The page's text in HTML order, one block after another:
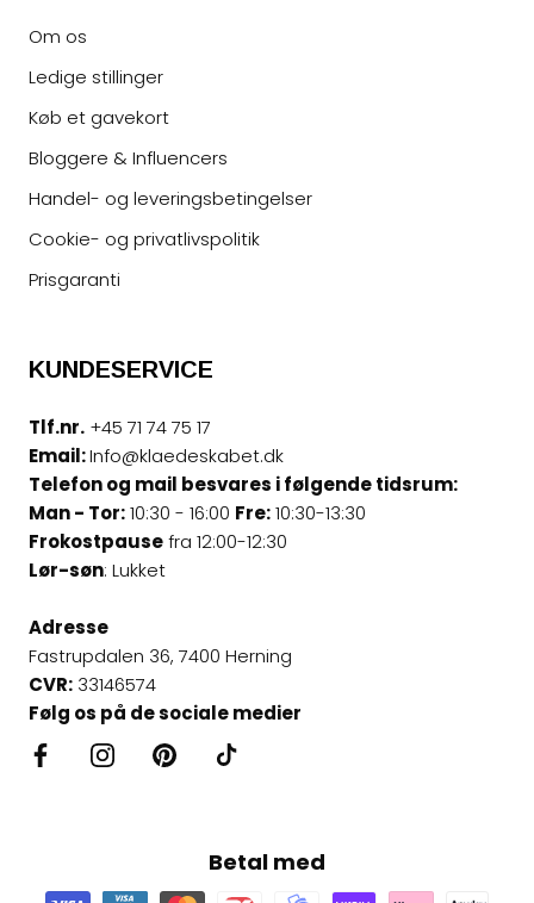
Om os
Ledige stillinger
Køb et gavekort
Bloggere & Influencers
Handel- og leveringsbetingelser
Cookie- og privatlivspolitik
Prisgaranti
KUNDESERVICE
Tlf.nr. +45 71 74 75 17
Email:Info@klaedeskabet.dk
Telefon og mail besvares i følgende tidsrum:
Man - Tor:10:30 - 16:00 Fre:10:30-13:30
Frokostpausefra 12:00-12:30
Lør-søn: Lukket
Adresse
Fastrupdalen 36, 7400 Herning
CVR: 33146574
Følg os på de sociale medier
Betal med